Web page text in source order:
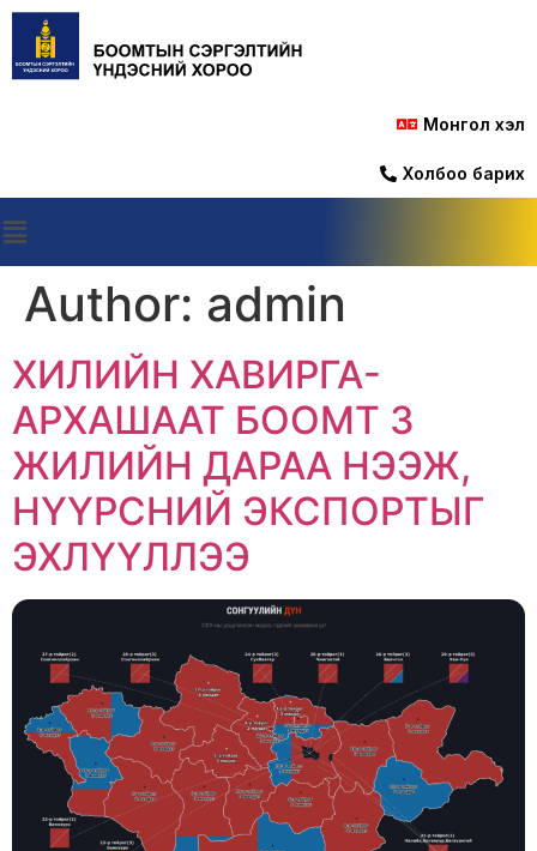
Монгол хэл
Холбоо барих
Author: admin
ХИЛИЙН ХАВИРГА-
АРХАШААТ БООМТ 3
ЖИЛИЙН ДАРАА НЭЭЖ,
НҮҮРСНИЙ ЭКСПОРТЫГ
ЭХЛҮҮЛЛЭЭ